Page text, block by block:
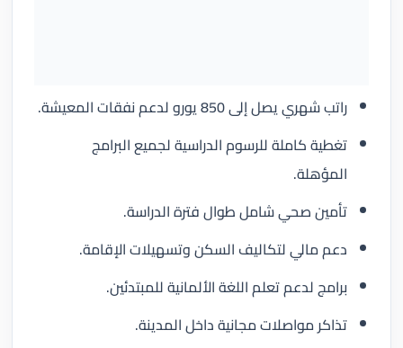
راتب شهري يصل إلى 850 يورو لدعم نفقات المعيشة.
تغطية كاملة للرسوم الدراسية لجميع البرامج
المؤهلة.
تأمين صحي شامل طوال فترة الدراسة.
دعم مالي لتكاليف السكن وتسهيلات الإقامة.
برامج لدعم تعلم اللغة الألمانية للمبتدئين.
تذاكر مواصلات مجانية داخل المدينة.